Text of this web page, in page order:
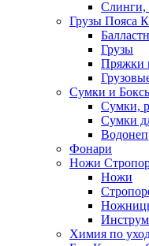
Слинги,
Грузы Пояса
Грузы
Пряжки
Сумки и
Сумки,
Сумки
Фонари
Ножи
Ножи
Химия по